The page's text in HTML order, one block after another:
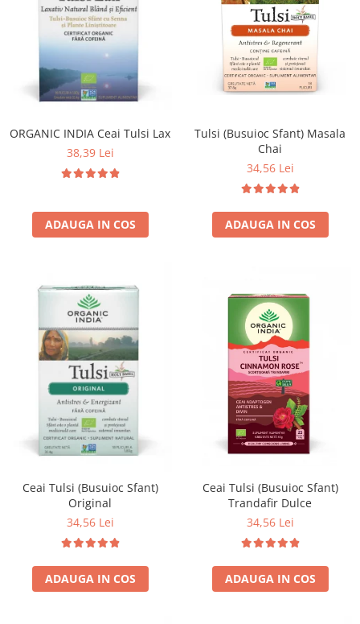
ORGANIC INDIA Ceai Tulsi Lax
38,39 Lei
ADAUGA IN COS
Tulsi (Busuioc Sfant) Masala
Chai
34,56 Lei
ADAUGA IN COS
Ceai Tulsi (Busuioc Sfant)
Original
34,56 Lei
ADAUGA IN COS
Ceai Tulsi (Busuioc Sfant)
Trandafir Dulce
34,56 Lei
ADAUGA IN COS